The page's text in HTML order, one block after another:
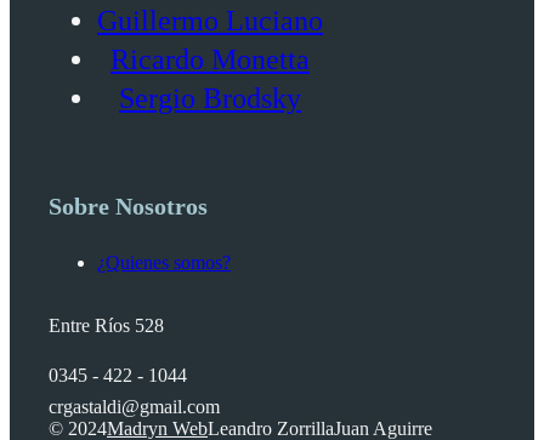
Guillermo Luciano
Ricardo Monetta
Sergio Brodsky
Sobre Nosotros
¿Quienes somos?
Entre Ríos 528
0345 - 422 - 1044
crgastaldi@gmail.com
© 2024Madryn WebLeandro ZorrillaJuan Aguirre